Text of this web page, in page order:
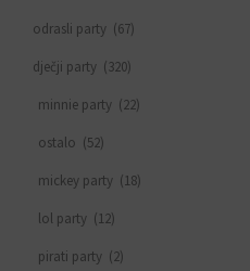
odrasli party (67)
dječji party (320)
minnie party (22)
ostalo (52)
mickey party (18)
lol party (12)
pirati party (2)